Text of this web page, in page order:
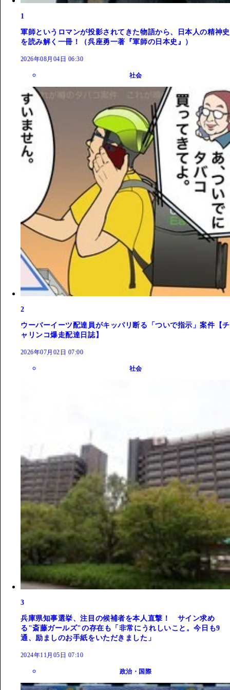
1
軍師というロマンが投影されてきた物語から、日本人の精神史
を読み解く一冊！（呉座勇一著『軍師の日本史』）
2026年08月04日 06:30
社会
2
ウーバーイーツ配達員がキッパリ断る「ついで指示」案件【チ
ャリンコ爆走配達日誌】
2026年07月02日 07:00
社会
3
兵庫県知事選挙、注目の候補者を本人直撃！ サイン求め
る"斎藤ガールズ"の存在も「非常にうれしいこと。今日も9
通、励ましのお手紙をいただきました」
2024年11月05日 07:10
政治・国際